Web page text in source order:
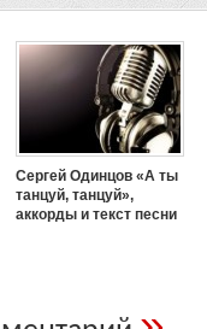
Сергей Одинцов «А ты
танцуй, танцуй»,
аккорды и текст песни